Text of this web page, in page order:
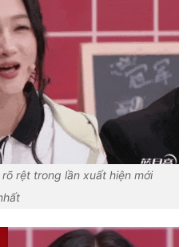
rệt trong lần xuất hiện mới